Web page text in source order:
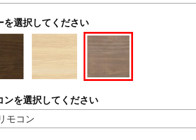
を選択してください
ンを選択してください